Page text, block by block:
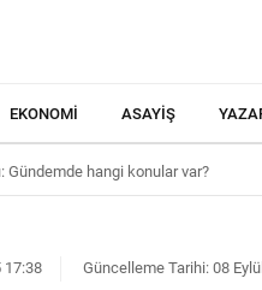
EKONOMI ASAYIŞ
Gündemde hangi konular var?
17:38 Güncelleme Tarihi: 08